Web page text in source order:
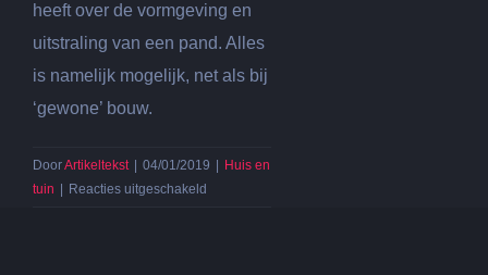
heeft over de vormgeving en
uitstraling van een pand. Alles
is namelijk mogelijk, net als bij
‘gewone’ bouw.
DoorArtikeltekst 04/01/2019
Huis en
tuin
Reacties uitgeschakeld